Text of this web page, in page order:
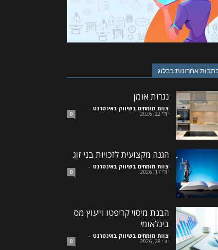
אחרונות בבלוג
נגרות אומן
צוות מומחים בשיווק באינטרנט -
יולי 22, 2026 0
הגנה מקצועית לזכויות בני זוג
צוות מומחים בשיווק באינטרנט -
יולי 17, 2026 0
הבנת מיסוי קריפטו וייעוץ מס
בינלאומי
צוות מומחים בשיווק באינטרנט -
יוני 28, 2026 0